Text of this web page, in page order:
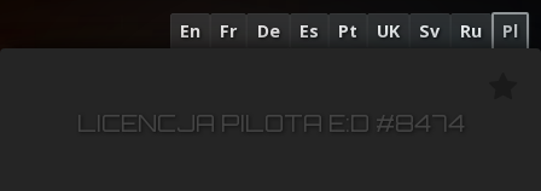
En Fr De Es Pt UK Sv Ru Pl
LICENCJA PILOTA E:D #8474